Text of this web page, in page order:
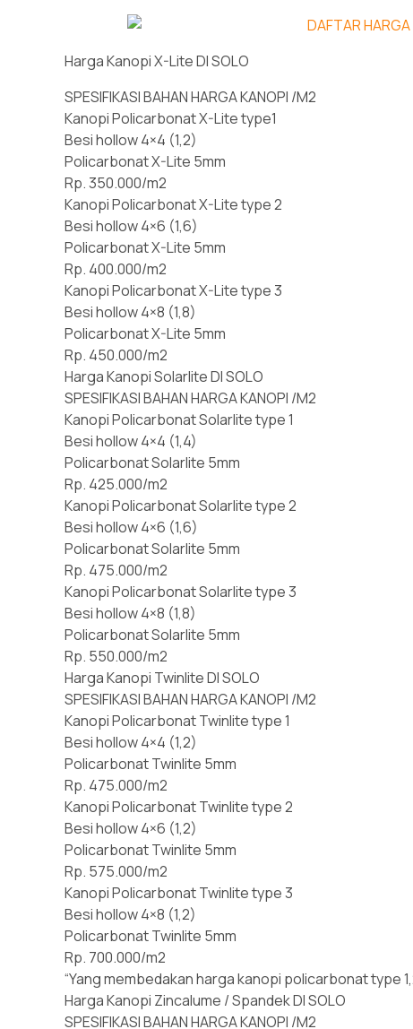
Harga Kanopi X-Lite DI SOLO
SPESIFIKASI BAHAN HARGA KANOPI /M2
Kanopi Policarbonat X-Lite type1
Besi hollow 4×4 (1,2)
Policarbonat X-Lite 5mm
Rp. 350.000/m2
Kanopi Policarbonat X-Lite type 2
Besi hollow 4×6 (1,6)
Policarbonat X-Lite 5mm
Rp. 400.000/m2
Kanopi Policarbonat X-Lite type 3
Besi hollow 4×8 (1,8)
Policarbonat X-Lite 5mm
Rp. 450.000/m2
Harga Kanopi Solarlite DI SOLO
SPESIFIKASI BAHAN HARGA KANOPI /M2
Kanopi Policarbonat Solarlite type 1
Besi hollow 4×4 (1,4)
Policarbonat Solarlite 5mm
Rp. 425.000/m2
Kanopi Policarbonat Solarlite type 2
Besi hollow 4×6 (1,6)
Policarbonat Solarlite 5mm
Rp. 475.000/m2
Kanopi Policarbonat Solarlite type 3
Besi hollow 4×8 (1,8)
Policarbonat Solarlite 5mm
Rp. 550.000/m2
Harga Kanopi Twinlite DI SOLO
SPESIFIKASI BAHAN HARGA KANOPI /M2
Kanopi Policarbonat Twinlite type 1
Besi hollow 4×4 (1,2)
Policarbonat Twinlite 5mm
Rp. 475.000/m2
Kanopi Policarbonat Twinlite type 2
Besi hollow 4×6 (1,2)
Policarbonat Twinlite 5mm
Rp. 575.000/m2
Kanopi Policarbonat Twinlite type 3
Besi hollow 4×8 (1,2)
Policarbonat Twinlite 5mm
Rp. 700.000/m2
“Yang membedakan harga kanopi policarbonat type
Harga Kanopi Zincalume / Spandek DI SOLO
SPESIFIKASI BAHAN HARGA KANOPI /M2